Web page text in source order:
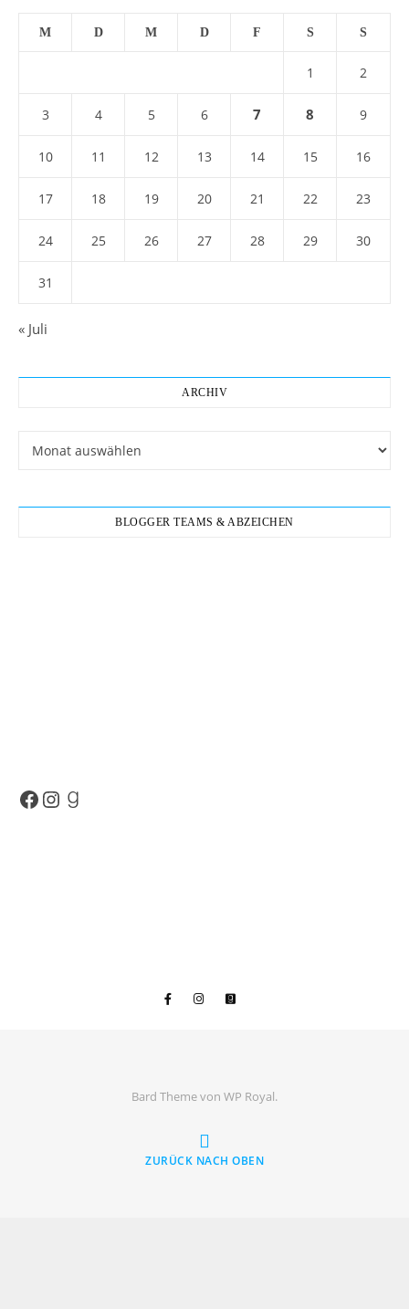
M D M D F S S
1 2
3 4 5 6 7 8 9
10 11 12 13 14 15 16
17 18 19 20 21 22 23
24 25 26 27 28 29 30
31
« Juli
ARCHIV
BLOGGER TEAMS & ABZEICHEN
Facebook
Instagram
Goodreads
Bard Theme von WP Royal.
ZURÜCK NACH OBEN